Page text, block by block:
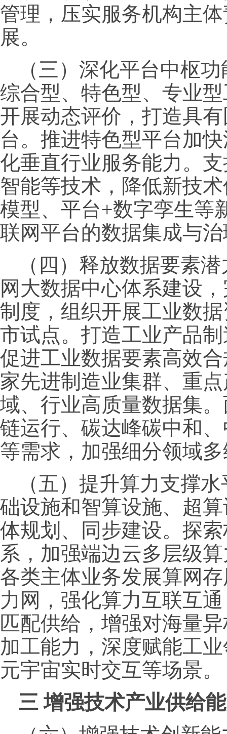
管理，压实服务机构主
展。
（三）深化平台中枢
综合型、特色型、专业
开展动态评价，打造具
台。推进特色型平台加
化垂直行业服务能力。
智能等技术，降低新技
模型、平台+数字孪生等
联网平台的数据集成与
（四）释放数据要素
网大数据中心体系建设
制度，组织开展工业数
市试点。打造工业产品
促进工业数据要素高效
家先进制造业集群、重
域、行业高质量数据集
链运行、碳达峰碳中和
等需求，加强细分领域
（五）提升算力支撑
础设施和智算设施、超
体规划、同步建设。探
系，加强端边云多层级
各类主体业务发展算网
力网，强化算力互联互
匹配供给，增强对海量
加工能力，深度赋能工
元宇宙实时交互等场景。
三增强技术产业供给